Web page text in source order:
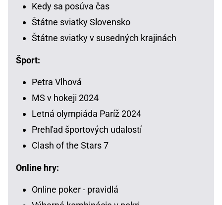
Kedy sa posúva čas
Štátne sviatky Slovensko
Štátne sviatky v susedných krajinách
Šport:
Petra Vlhová
MS v hokeji 2024
Letná olympiáda Paríž 2024
Prehľad športových udalostí
Clash of the Stars 7
Online hry:
Online poker - pravidlá